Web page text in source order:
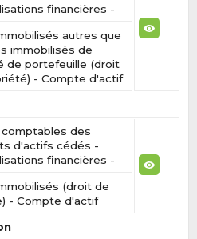
financières -
autres que
immobilisés de
de portefeuille (droit
- Compte d'actif
comptables des
d'actifs cédés -
financières -
(droit de
- Compte d'actif